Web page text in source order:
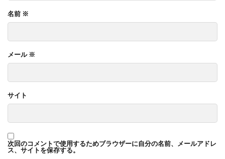
名前 ※
メール ※
サイト
次回のコメントで使用するためブラウザーに自分の名前、メールアドレ
ス、サイトを保存する。